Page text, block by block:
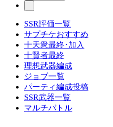
SSR評価一覧
サプチケおすすめ
十天衆最終･加入
十賢者最終
理想武器編成
ジョブ一覧
パーティ編成投稿
SSR武器一覧
マルチバトル